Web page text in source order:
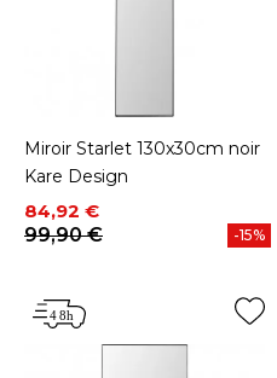
Miroir Starlet 130x30cm noir
Kare Design
Prix
84,92 €
Prix de base
99,90 €
-15%